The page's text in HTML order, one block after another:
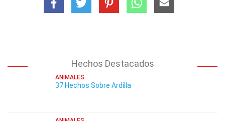
Hechos Destacados
ANIMALES
37 Hechos Sobre Ardilla